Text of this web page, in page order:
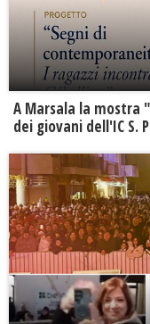
A Marsala la mostra
dei giovani dell'IC S.